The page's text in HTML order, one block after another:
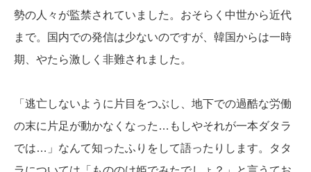
勢の人々が監禁されていました。おそらく中世から近代
まで。国内での発信は少ないのですが、韓国からは一時
期、やたら激しく非難されました。
「逃亡しないように片目をつぶし、地下での過酷な労働
の末に片足が動かなくなった…もしやそれが一本ダタラ
では…」なんて知ったふりをして語ったりします。タタ